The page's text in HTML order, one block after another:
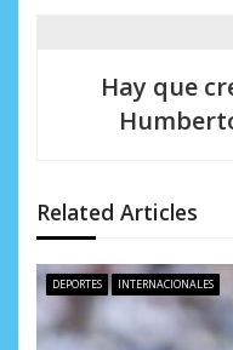
n
d
e
e
Hay que
Related Articles
DEPORTES INTERNACIONALES